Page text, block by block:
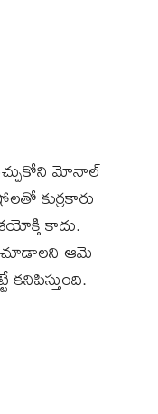
మోనాల్
కుర్రకారు
కాదు.
ఆమె